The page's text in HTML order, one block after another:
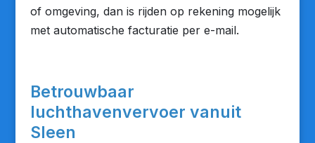
of omgeving, dan is rijden op rekening mogelijk
met automatische facturatie per e-mail.
Betrouwbaar
luchthavenvervoer vanuit
Sleen